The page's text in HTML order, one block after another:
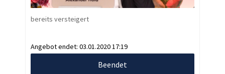
bereits versteigert
Angebot endet: 03.01.2020 17:19
Beendet